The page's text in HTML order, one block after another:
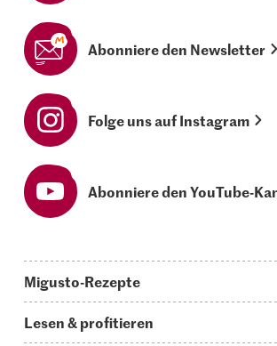
Abonniere den Newsletter
Folge uns auf Instagram
Abonniere den YouTube-
Migusto-Rezepte
Lesen & profitieren